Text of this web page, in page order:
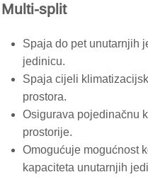
Multi-split
Spaja do pet unutarnjih
jedinicu.
Spaja cijeli
prostora.
Osigurava pojedinačnu
prostorije.
Omogućuje mogućnost
kapaciteta unutarnjih